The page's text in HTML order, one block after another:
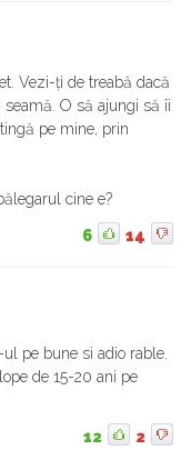
Vezi-ți de treabă dacă
O să ajungi să îi
pe mine, prin
cine e?
6 14
pe bune si adio rable.
de 15-20 ani pe
12 2